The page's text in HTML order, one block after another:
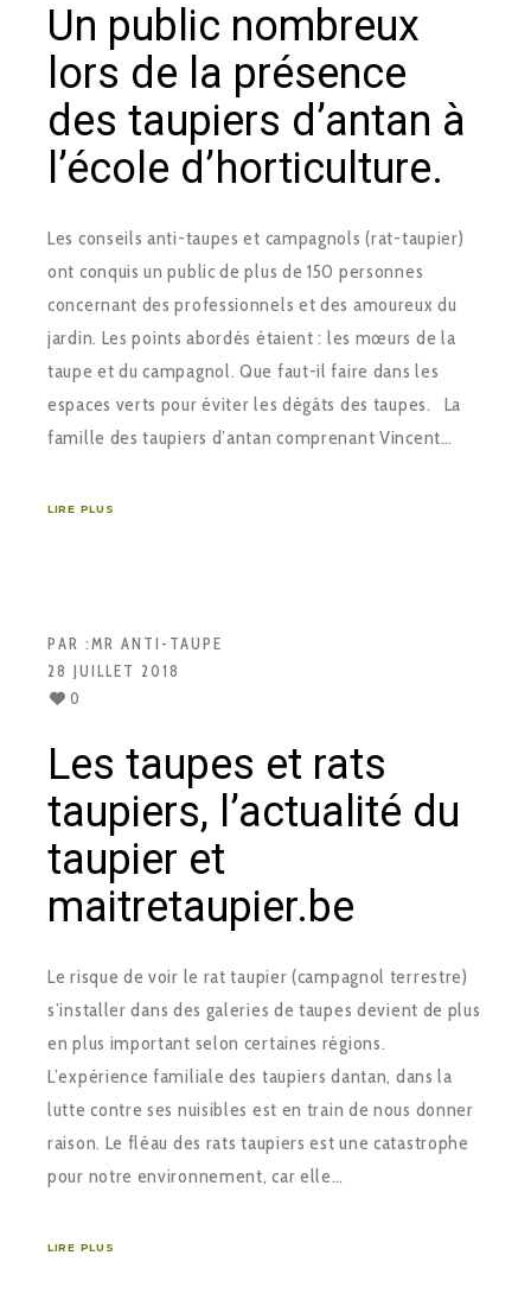
Un public nombreux
lors de la présence
des taupiers d’antan à
l’école d’horticulture.
Les conseils anti-taupes et campagnols (rat-taupier)
ont conquis un public de plus de 150 personnes
concernant des professionnels et des amoureux du
jardin. Les points abordés étaient : les mœurs de la
taupe et du campagnol. Que faut-il faire dans les
espaces verts pour éviter les dégâts des taupes. La
famille des taupiers d’antan comprenant Vincent…
LIRE PLUS
PAR :MR ANTI-TAUPE
28 JUILLET 2018
0
Les taupes et rats
taupiers, l’actualité du
taupier et
maitretaupier.be
Le risque de voir le rat taupier (campagnol terrestre)
s’installer dans des galeries de taupes devient de plus
en plus important selon certaines régions.
L’expérience familiale des taupiers dantan, dans la
lutte contre ses nuisibles est en train de nous donner
raison. Le fléau des rats taupiers est une catastrophe
pour notre environnement, car elle…
LIRE PLUS